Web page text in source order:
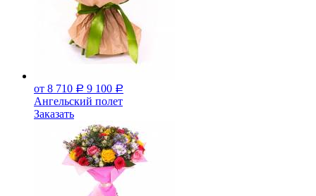
от 8 710 Р 9 100 Р
Ангельский полет
Заказать